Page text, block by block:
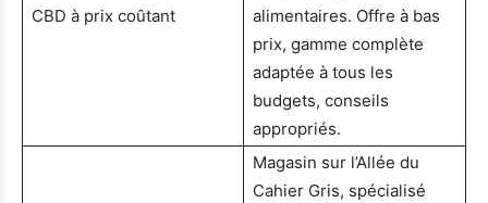
CBD à prix coûtant
alimentaires. Offre à bas
prix, gamme complète
adaptée à tous les
budgets, conseils
appropriés.
Magasin sur l’Allée du
Cahier Gris, spécialisé